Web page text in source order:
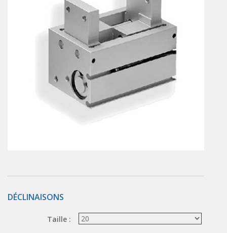
Joints tournants
CONTRÔLE DES FLUIDES
Auxiliaires de ligne
Auxiliaires de raccordement
Électrovannes tous fluides
DISTRIBUTEURS
Commande à pédale
ÉLECTROVANNES DE DÉCOLMATAGE
Électrovannes à jet pulsé
Vannes à jet pulsé
OUTILS COUPANTS
DÉCLINAISONS
Taille :